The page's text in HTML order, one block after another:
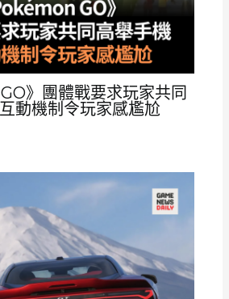
》團體戰要求玩家共同
動機制令玩家感尷尬